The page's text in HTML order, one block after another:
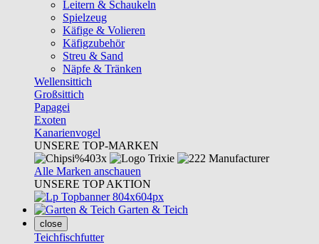
Leitern & Schaukeln
Spielzeug
Käfige & Volieren
Käfigzubehör
Streu & Sand
Näpfe & Tränken
Wellensittich
Großsittich
Papagei
Exoten
Kanarienvogel
UNSERE TOP-MARKEN
Alle Marken anschauen
UNSERE TOP AKTION
Garten & Teich
close
Teichfischfutter